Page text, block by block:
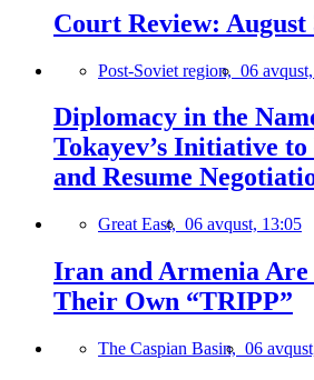
Court Review: August
Post-Soviet region, 06
Diplomacy in the
Tokayev’s Initiative
and Resume
Great East, 06 avqust, 13:05
Iran and Armenia Are
Their Own “TRIPP”
The Caspian Basin, 06